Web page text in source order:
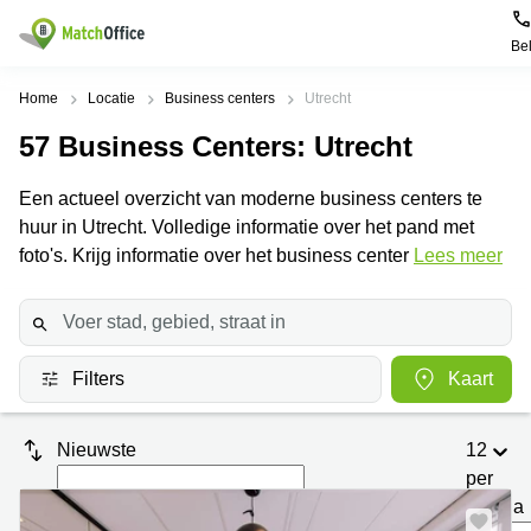
Bel
Huren / Verhuren
Productpagina's
Kantoorruimten
Business
Centers
Coworking
Spaces
Vergaderruimten
Virtueel
Kantoor
Bedrijfsruimte
Populaire
Alkmaar
Amsterdam
Amsterdam
Westpoort
Bergen
op
Breda
Populaire
Kantoorruimte
in Breda
huren
Bergen
op
Zoom
Kantoor
Tiel
Kantoor
huren
Help
Over ons
Huurprijs
Log in
Home Locatie Business centers Utrecht
57 Business Centers: Utrecht
Een actueel overzicht van moderne business centers te
huur in Utrecht. Volledige informatie over het pand met
foto's. Krijg informatie over het business center Lees meer
Filters Kaart
Nieuwste
12
per
pagina